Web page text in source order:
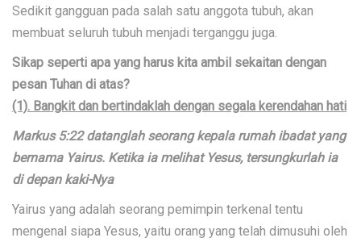
Sedikit gangguan pada salah satu anggota tubuh, akan
membuat seluruh tubuh menjadi terganggu juga.
Sikap seperti apa yang harus kita ambil sekaitan dengan
pesan Tuhan di atas?
(1). Bangkit dan bertindaklah dengan segala kerendahan hati
Markus 5:22 datanglah seorang kepala rumah ibadat yang
bernama Yairus. Ketika ia melihat Yesus, tersungkurlah ia
di depan kaki-Nya
Yairus yang adalah seorang pemimpin terkenal tentu
mengenal siapa Yesus, yaitu orang yang telah dimusuhi oleh